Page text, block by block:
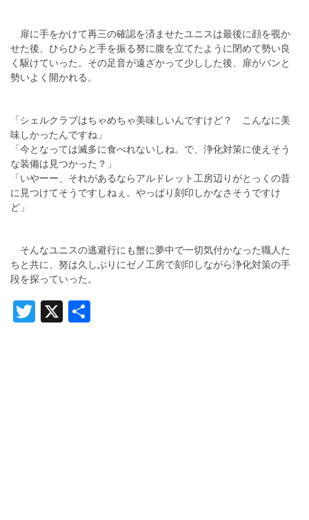
扉に手をかけて再三の確認を済ませたユニスは最後に顔を覗か
せた後、ひらひらと手を振る努に腹を立てたように閉めて勢い良
く駆けていった。その足音が遠ざかって少しした後、扉がバンと
勢いよく開かれる。
「シェルクラブはちゃめちゃ美味しいんですけど？ こんなに美
味しかったんですね」
「今となっては滅多に食べれないしね。で、浄化対策に使えそう
な装備は見つかった？」
「いやーー、それがあるならアルドレット工房辺りがとっくの昔
に見つけてそうですしねぇ。やっぱり刻印しかなさそうですけ
ど」
そんなユニスの逃避行にも蟹に夢中で一切気付かなった職人た
ちと共に、努は久しぶりにゼノ工房で刻印しながら浄化対策の手
段を探っていった。
Twitter
X